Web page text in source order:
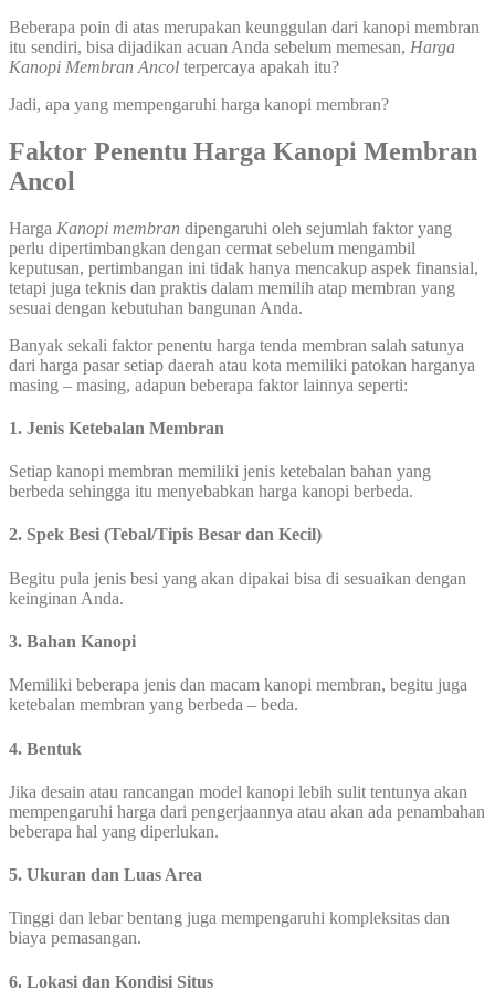
Beberapa poin di atas merupakan keunggulan dari kanopi membran
itu sendiri, bisa dijadikan acuan Anda sebelum memesan, Harga
Kanopi Membran Ancol terpercaya apakah itu?
Jadi, apa yang mempengaruhi harga kanopi membran?
Faktor Penentu Harga Kanopi Membran
Ancol
Harga Kanopi membran dipengaruhi oleh sejumlah faktor yang
perlu dipertimbangkan dengan cermat sebelum mengambil
keputusan, pertimbangan ini tidak hanya mencakup aspek finansial,
tetapi juga teknis dan praktis dalam memilih atap membran yang
sesuai dengan kebutuhan bangunan Anda.
Banyak sekali faktor penentu harga tenda membran salah satunya
dari harga pasar setiap daerah atau kota memiliki patokan harganya
masing – masing, adapun beberapa faktor lainnya seperti:
1. Jenis Ketebalan Membran
Setiap kanopi membran memiliki jenis ketebalan bahan yang
berbeda sehingga itu menyebabkan harga kanopi berbeda.
2. Spek Besi (Tebal/Tipis Besar dan Kecil)
Begitu pula jenis besi yang akan dipakai bisa di sesuaikan dengan
keinginan Anda.
3. Bahan Kanopi
Memiliki beberapa jenis dan macam kanopi membran, begitu juga
ketebalan membran yang berbeda – beda.
4. Bentuk
Jika desain atau rancangan model kanopi lebih sulit tentunya akan
mempengaruhi harga dari pengerjaannya atau akan ada penambahan
beberapa hal yang diperlukan.
5. Ukuran dan Luas Area
Tinggi dan lebar bentang juga mempengaruhi kompleksitas dan
biaya pemasangan.
6. Lokasi dan Kondisi Situs